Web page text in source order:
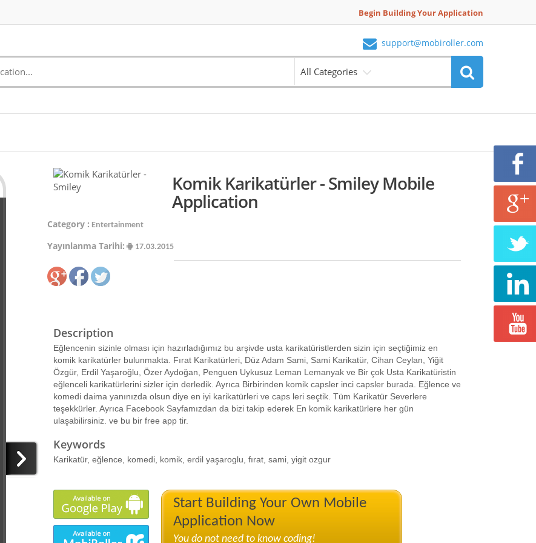
Begin Building Your Application
support@mobiroller.com
All Categories
Komik Karikatürler - Smiley Mobile
Application
Category : Entertainment
Yayınlanma Tarihi: 17.03.2015
Description
Eğlencenin sizinle olması için hazırladığımız bu arşivde usta karikatüristlerden sizin için seçtiğimiz en
komik karikatürler bulunmakta. Fırat Karikatürleri, Düz Adam Sami, Sami Karikatür, Cihan Ceylan, Yiğit
Özgür, Erdil Yaşaroğlu, Özer Aydoğan, Penguen Uykusuz Leman Lemanyak ve Bir çok Usta Karikatüristin
eğlenceli karikatürlerini sizler için derledik. Ayrıca Birbirinden komik capsler inci capsler burada. Eğlence ve
komedi daima yanınızda olsun diye en iyi karikatürleri ve caps leri seçtik. Tüm Karikatür Severlere
teşekkürler. Ayrıca Facebook Sayfamızdan da bizi takip ederek En komik karikatürlere her gün
ulaşabilirsiniz. ve bu bir free app tir.
Keywords
Karikatür, eğlence, komedi, komik, erdil yaşaroglu, fırat, sami, yigit ozgur
Start Building Your Own Mobile
Application Now
You do not need to know coding!